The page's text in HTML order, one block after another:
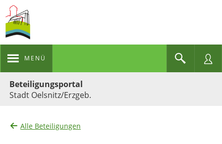
MENÜ
Beteiligungsportal
Stadt Oelsnitz/Erzgeb.
Alle Beteiligungen